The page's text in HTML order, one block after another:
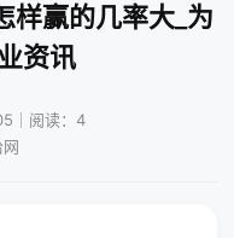
样赢的几率大_为
资讯
｜阅读：4